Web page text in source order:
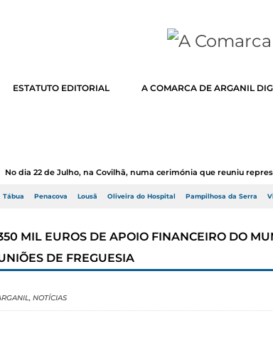
ESTATUTO EDITORIAL A COMARCA DE ARGANIL
No dia 22 de Julho, na Covilhã, numa cerimónia que reuniu
Tábua Penacova Lousã Oliveira do Hospital Pampilhosa da Serra
MIL EUROS DE APOIO FINANCEIRO DO
DE FREGUESIA
, NOTÍCIAS